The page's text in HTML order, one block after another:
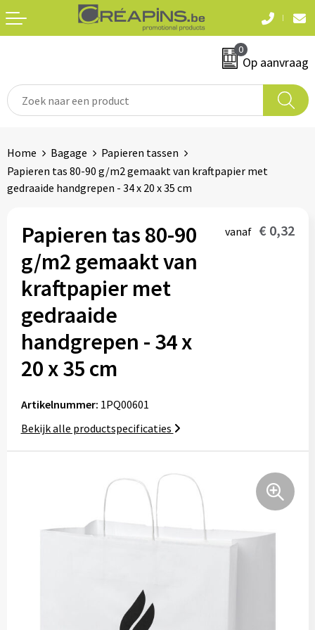
0
Op aanvraag
T-shirts
Sweaters en hoodies
Fleeces
Jassen
Hemden
Badtextiel & douche
Schorten
High-Vis
Kids & Baby's
Petten
Handschoenen en sjaals
Boodschappentassen
Automerken
Eten & drinken
Waterflesjes
Schrijf & papierwaren
Notaboekje
Home Bagage
Papieren tassen
Papieren tas 80-90 g/m2 gemaakt van kraftpapier met
gedraaide handgrepen - 34 x 20 x 35 cm
Papieren tas 80-90
g/m2 gemaakt van
kraftpapier met
gedraaide
handgrepen - 34 x
20 x 35 cm
vanaf € 0,32
Artikelnummer: 1PQ00601
Bekijk alle productspecificaties